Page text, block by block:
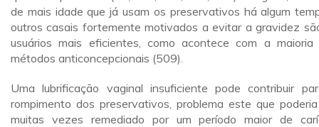
de mais idade que já usam os preservativos há algum
outros casais fortemente motivados a evitar a gravidez
usuários mais eficientes, como acontece com a maioria
métodos anticoncepcionais (509).
Uma lubrificação vaginal insuficiente pode contribuir
rompimento dos preservativos, problema este que
muitas vezes remediado por um período maior de